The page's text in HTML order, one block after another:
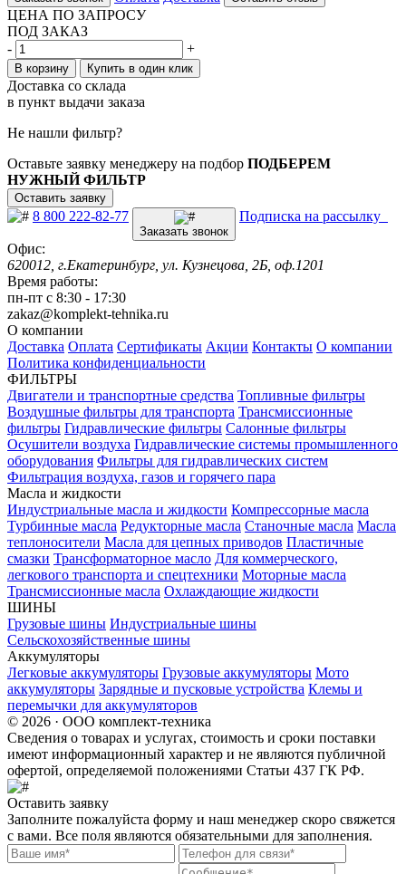
ЦЕНА ПО ЗАПРОСУ
ПОД ЗАКАЗ
-
+
В корзину Купить в один клик
Доставка со склада
в пункт выдачи заказа
Не нашли фильтр?
Оставьте заявку менеджеру на подбор ПОДБЕРЕМ
НУЖНЫЙ ФИЛЬТР
Оставить заявку
8 800 222-82-77
Заказать звонок
Подписка на рассылку
Офис:
620012, г.Екатеринбург, ул. Кузнецова, 2Б, оф.1201
Время работы:
пн-пт с 8:30 - 17:30
zakaz@komplekt-tehnika.ru
О компании
Доставка Оплата Сертификаты Акции Контакты О компании
Политика конфиденциальности
ФИЛЬТРЫ
Двигатели и транспортные средства Топливные фильтры
Воздушные фильтры для транспорта Трансмиссионные
фильтры Гидравлические фильтры Салонные фильтры
Осушители воздуха Гидравлические системы промышленного
оборудования Фильтры для гидравлических систем
Фильтрация воздуха, газов и горячего пара
Масла и жидкости
Индустриальные масла и жидкости Компрессорные масла
Турбинные масла Редукторные масла Станочные масла Масла
теплоносители Масла для цепных приводов Пластичные
смазки Трансформаторное масло Для коммерческого,
легкового транспорта и спецтехники Моторные масла
Трансмиссионные масла Охлаждающие жидкости
ШИНЫ
Грузовые шины Индустриальные шины
Сельскохозяйственные шины
Аккумуляторы
Легковые аккумуляторы Грузовые аккумуляторы Мото
аккумуляторы Зарядные и пусковые устройства Клемы и
перемычки для аккумуляторов
© 2026 · ООО комплект-техника
Сведения о товарах и услугах, стоимость и сроки поставки
имеют информационный характер и не являются публичной
офертой, определяемой положениями Статьи 437 ГК РФ.
Оставить заявку
Заполните пожалуйста форму и наш менеджер скоро свяжется
с вами. Все поля являются обязательными для заполнения.